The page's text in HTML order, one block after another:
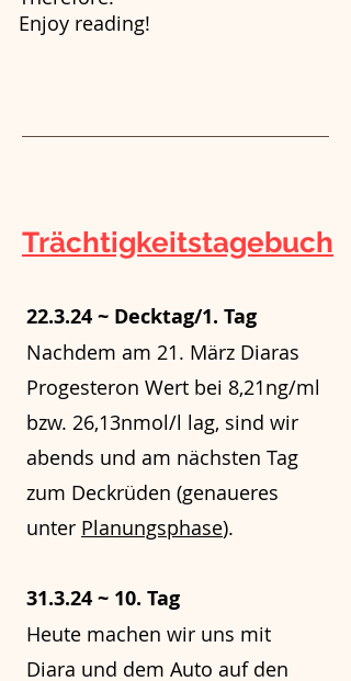
Enjoy reading!
Trächtigkeitstagebuch
22.3.24 ~ Decktag/1. Tag
Nachdem am 21. März Diaras
Progesteron Wert bei 8,21ng/ml
bzw. 26,13nmol/l lag, sind wir
abends und am nächsten Tag
zum Deckrüden (genaueres
unter Planungsphase).
31.3.24 ~ 10. Tag
Heute machen wir uns mit
Diara und dem Auto auf den